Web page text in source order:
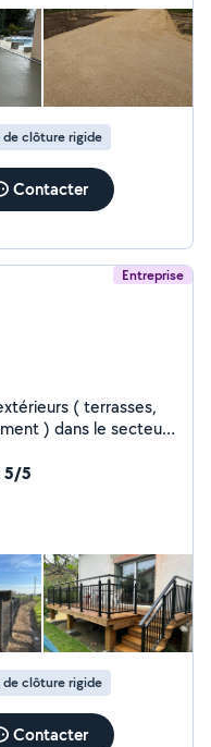
de clôture rigide
Contacter
Entreprise
( terrasses,
) dans le secteur
5/5
de clôture rigide
Contacter